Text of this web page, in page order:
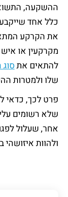
ההשקעה,
כלל אחד
את הקרקע
מקרקעין או
להתאים את
שלו ולמטרות
פרט לכך, כדאי
שלא רשומים
אחר, שעלול
ולהוות איזושהי